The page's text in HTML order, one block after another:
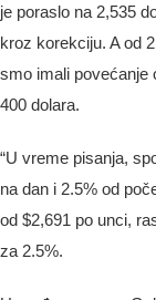
je poraslo na 2,535
kroz korekciju. A od
smo imali povećanje
400 dolara.
“U vreme pisanja,
na dan i 2.5% od
od $2,691 po unci,
za 2.5%.